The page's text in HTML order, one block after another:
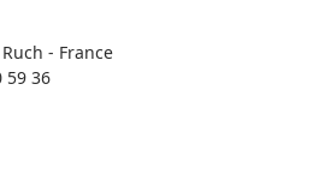
- France
59 36